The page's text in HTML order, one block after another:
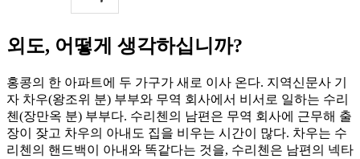
외도, 어떻게 생각하십니까?
홍콩의 한 아파트에 두 가구가 새로 이사 온다. 지역신문사 기
자 차우(왕조위 분) 부부와 무역 회사에서 비서로 일하는 수리
첸(장만옥 분) 부부다. 수리첸의 남편은 무역 회사에 근무해 출
장이 잦고 차우의 아내도 집을 비우는 시간이 많다. 차우는 수
리첸의 핸드백이 아내와 똑같다는 것을, 수리첸은 남편의 넥타